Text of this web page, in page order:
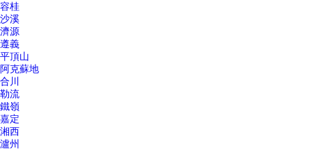
容桂
沙溪
濟源
遵義
平頂山
阿克蘇地
合川
勒流
鐵嶺
嘉定
湘西
瀘州